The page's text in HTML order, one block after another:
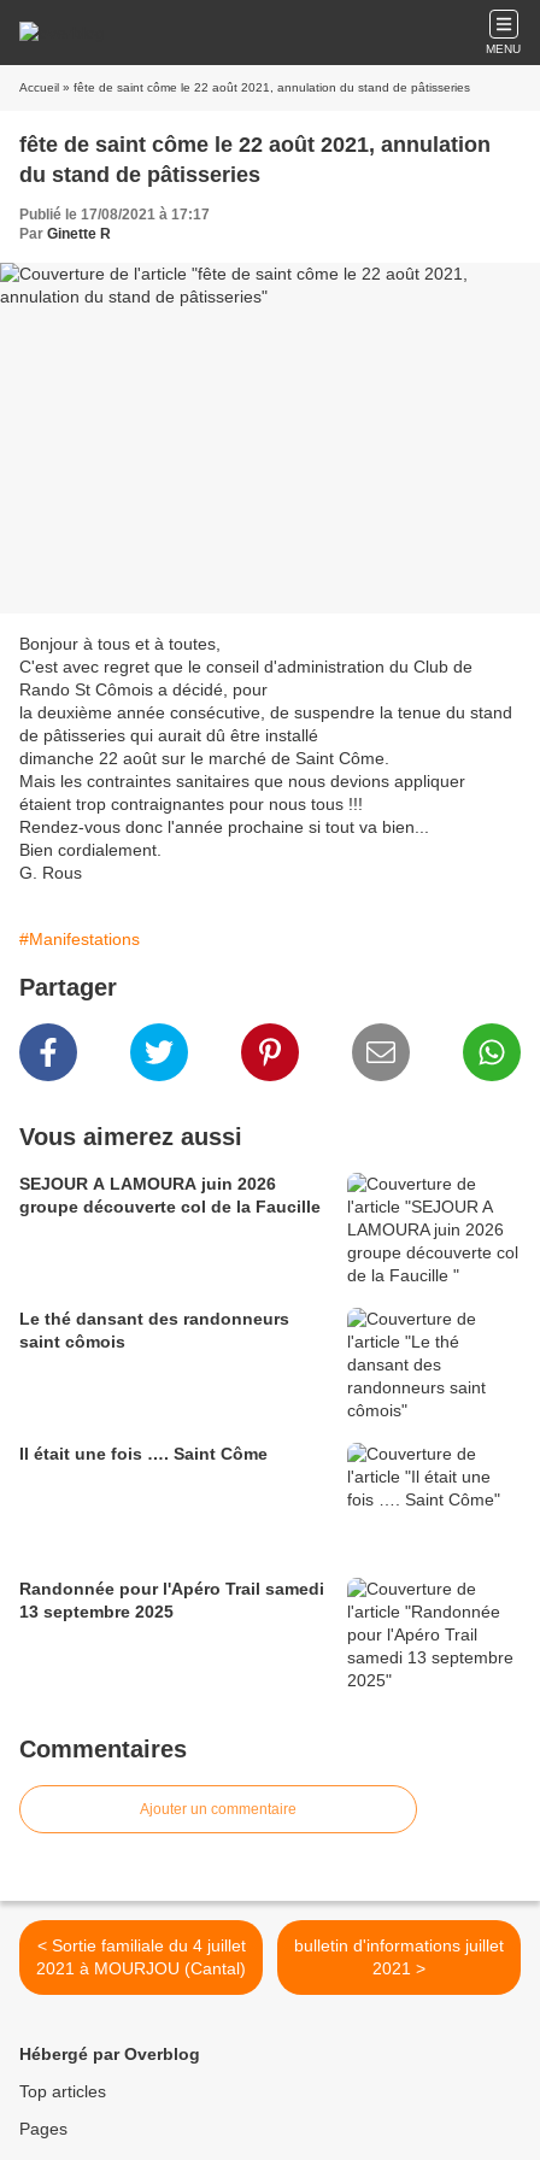
MENU
Accueil » fête de saint côme le 22 août 2021, annulation du stand de pâtisseries
fête de saint côme le 22 août 2021, annulation
du stand de pâtisseries
Publié le 17/08/2021 à 17:17
Par Ginette R
Bonjour à tous et à toutes,
C'est avec regret que le conseil d'administration du Club de
Rando St Cômois a décidé, pour
la deuxième année consécutive, de suspendre la tenue du stand
de pâtisseries qui aurait dû être installé
dimanche 22 août sur le marché de Saint Côme.
Mais les contraintes sanitaires que nous devions appliquer
étaient trop contraignantes pour nous tous !!!
Rendez-vous donc l'année prochaine si tout va bien...
Bien cordialement.
G. Rous
#Manifestations
Partager
Vous aimerez aussi
SEJOUR A LAMOURA juin 2026
groupe découverte col de la Faucille
Le thé dansant des randonneurs
saint cômois
Il était une fois …. Saint Côme
Randonnée pour l'Apéro Trail samedi
13 septembre 2025
Commentaires
Ajouter un commentaire
< Sortie familiale du 4 juillet
2021 à MOURJOU (Cantal)
bulletin d'informations juillet
2021 >
Hébergé par Overblog
Top articles
Pages